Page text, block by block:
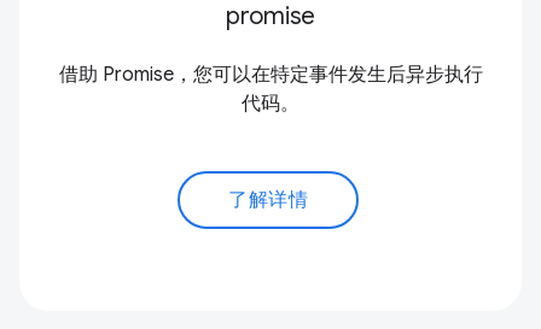
promise
借助 Promise，您可以在特定事件发生后异步执行
代码。
了解详情